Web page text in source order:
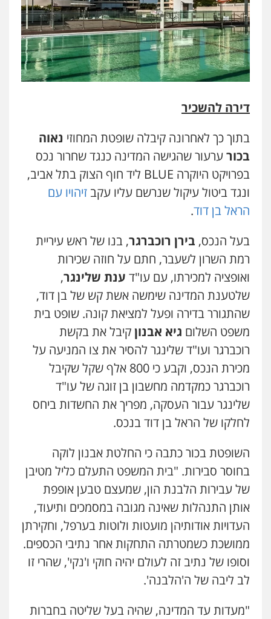
דירה להשכיר
בתוך כך לאחרונה קיבלה שופטת המחוזי נאוה
בכורערעור שהגישה המדינה כנגד שחרור נכס
בפרויקט היוקרה BLUE ליד חוף הצוק בתל אביב,
ונגד ביטול עיקול שנרשם עליו עקב זיהויו עם
הראל בן דוד.
בעל הנכס, בירן רוכברגר, בנו של ראש עיריית
רמת השרון לשעבר, חתם על חוזה שכירות
ואופציה למכירתו, עם עו"ד ענת שלינגר,
שלטענת המדינה שימשה אשת קש של בן דוד,
שהתגורר בדירה ופעל למציאת קונה. שופט בית
משפט השלום גיא אבנוןקיבל את בקשת
רוכברגר ועו"ד שלינגר להסיר את צו המניעה על
מכירת הנכס, וקבע כי 800 אלף שקל שקיבל
רוכברגר כמקדמה מחשבון בן זוגה של עו"ד
שלינגר עבור העסקה, מפריך את החשדות ביחס
לחלקו של הראל בן דוד בנכס.
השופטת בכור כתבה כי החלטת אבנון לוקה
בחוסר סבירות. "בית המשפט התעלם כליל מטיבן
של עבירות הלבנת הון, שמעצם טבען אופפת
אותן התנהלות שאינה מגובה במסמכים ותיעוד,
העדויות אודותיהן מועטות ולוטות בערפל, וחקירתן
ממושכת כשמטרתה התחקות אחר נתיבי הכספים.
וסופו של נתיב זה לעולם יהיה חוקי ו'נקי', שהרי זו
לב ליבה של ה'הלבנה'.
"מעדות עד המדינה, שהיה בעל שליטה בחברות